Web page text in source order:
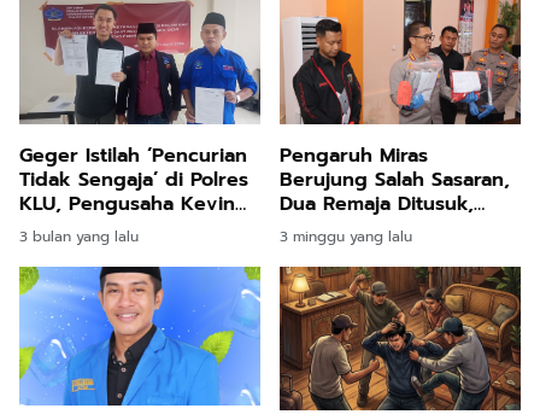
Geger Istilah ‘Pencurian
Tidak Sengaja’ di Polres
KLU, Pengusaha Kevin
Jonathan Kehilangan
Rp25 Miliar
3 bulan yang lalu
Pengaruh Miras
Berujung Salah Sasaran,
Dua Remaja Ditusuk,
Lima Pelaku Berhasil
Ditangkap Polisi
3 minggu yang lalu